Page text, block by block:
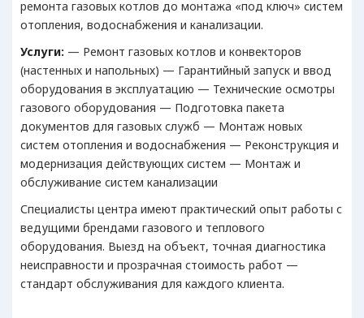
ремонта газовых котлов до монтажа «под ключ» систем
отопления, водоснабжения и канализации.
Услуги: — Ремонт газовых котлов и конвекторов
(настенных и напольных) — Гарантийный запуск и ввод
оборудования в эксплуатацию — Технические осмотры
газового оборудования — Подготовка пакета
документов для газовых служб — Монтаж новых
систем отопления и водоснабжения — Реконструкция и
модернизация действующих систем — Монтаж и
обслуживание систем канализации
Специалисты центра имеют практический опыт работы с
ведущими брендами газового и теплового
оборудования. Выезд на объект, точная диагностика
неисправности и прозрачная стоимость работ —
стандарт обслуживания для каждого клиента.